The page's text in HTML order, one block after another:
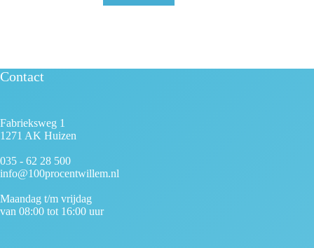
Contact
Fabrieksweg 1
1271 AK Huizen
035 - 62 28 500
info@100procentwillem.nl
Maandag t/m vrijdag
van 08:00 tot 16:00 uur